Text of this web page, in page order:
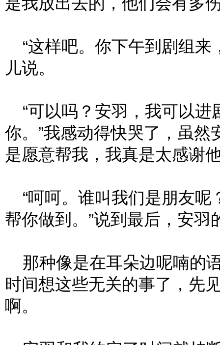
“这样吧。你下午到剧组来
儿说。
“可以吗？安羽，我可以进
你。”我感动得快哭了，虽
是愿意帮我，我真是太感谢
“呵呵。谁叫我们是朋友
帮你做到。”说到最后，安羽
那种像是在耳朵边呢喃的
时间想这些无关的事了，先
啊。